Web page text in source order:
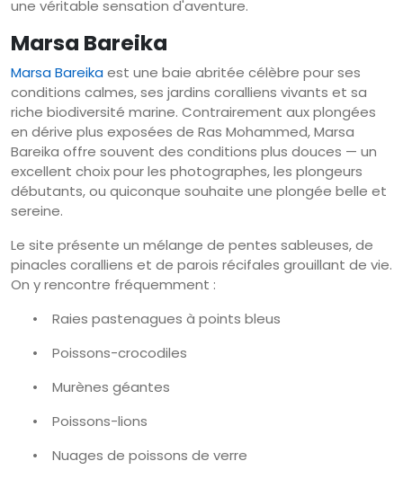
une véritable sensation d'aventure.
Marsa Bareika
Marsa Bareikaest une baie abritée célèbre pour ses
conditions calmes, ses jardins coralliens vivants et sa
riche biodiversité marine. Contrairement aux plongées
en dérive plus exposées de Ras Mohammed, Marsa
Bareika offre souvent des conditions plus douces — un
excellent choix pour les photographes, les plongeurs
débutants, ou quiconque souhaite une plongée belle et
sereine.
Le site présente un mélange de pentes sableuses, de
pinacles coralliens et de parois récifales grouillant de vie.
On y rencontre fréquemment :
•
Raies pastenagues à points bleus
•
Poissons-crocodiles
•
Murènes géantes
•
Poissons-lions
•
Nuages de poissons de verre